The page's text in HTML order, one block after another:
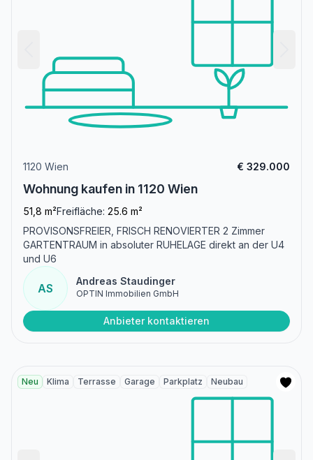
1120 Wien € 329.000
Wohnung kaufen in 1120 Wien
51,8 m²Freifläche: 25.6 m²
PROVISONSFREIER, FRISCH RENOVIERTER 2 Zimmer
GARTENTRAUM in absoluter RUHELAGE direkt an der U4
und U6
AS
Andreas Staudinger
OPTIN Immobilien GmbH
Anbieter kontaktieren
Neu Klima Terrasse Garage Parkplatz Neubau